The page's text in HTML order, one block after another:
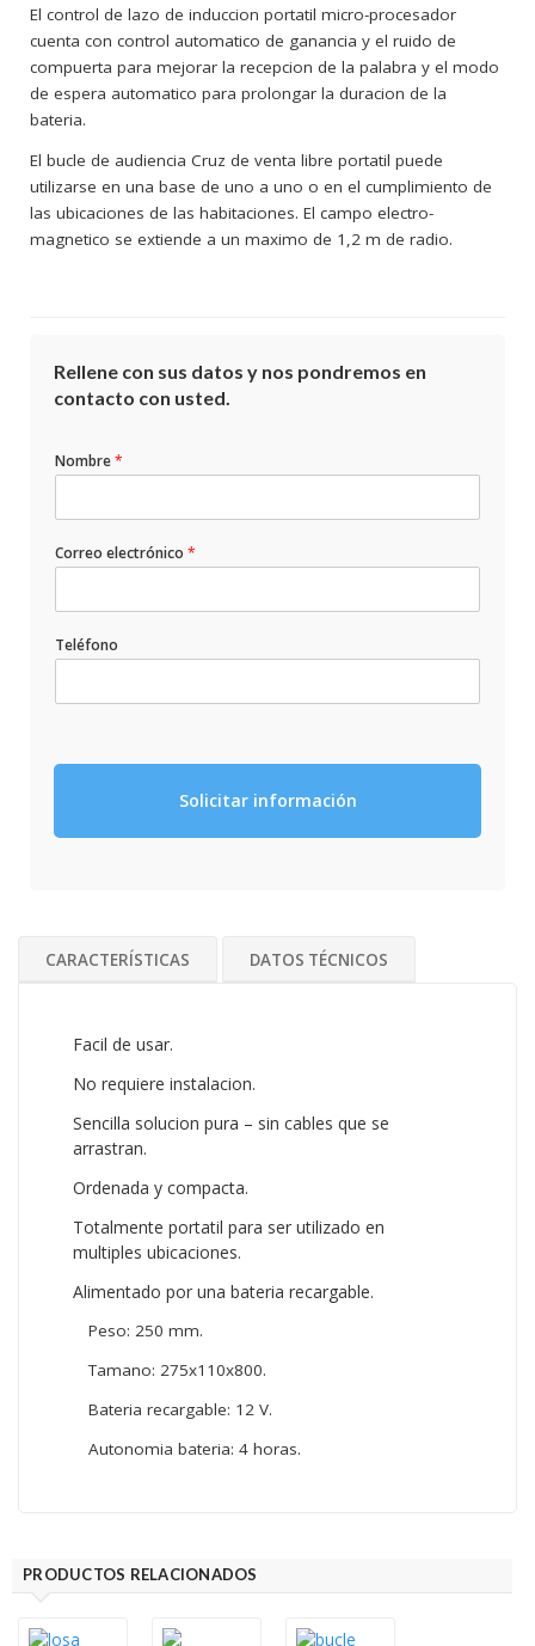
El control de lazo de induccion portatil micro-procesador
cuenta con control automatico de ganancia y el ruido de
compuerta para mejorar la recepcion de la palabra y el modo
de espera automatico para prolongar la duracion de la
bateria.
El bucle de audiencia Cruz de venta libre portatil puede
utilizarse en una base de uno a uno o en el cumplimiento de
las ubicaciones de las habitaciones. El campo electro-
magnetico se extiende a un maximo de 1,2 m de radio.
Rellene con sus datos y nos pondremos en
contacto con usted.
Nombre*
Correo electrónico *
Teléfono
Solicitar información
CARACTERÍSTICAS DATOS TÉCNICOS
Facil de usar.
No requiere instalacion.
Sencilla solucion pura – sin cables que se
arrastran.
Ordenada y compacta.
Totalmente portatil para ser utilizado en
multiples ubicaciones.
Alimentado por una bateria recargable.
Peso: 250 mm.
Tamano: 275x110x800.
Bateria recargable: 12 V.
Autonomia bateria: 4 horas.
PRODUCTOS RELACIONADOS